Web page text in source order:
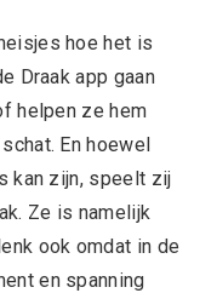
hoe het is
Draak app gaan
helpen ze hem
En hoewel
kan zijn, speelt zij
Ze is namelijk
ook omdat in de
en spanning